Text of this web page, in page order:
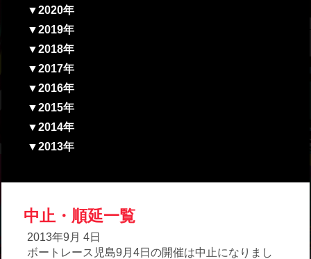
▼2020年
▼2019年
▼2018年
▼2017年
▼2016年
▼2015年
▼2014年
▼2013年
中止・順延一覧
2013年9月 4日
ボートレース児島9月4日の開催は中止になりまし